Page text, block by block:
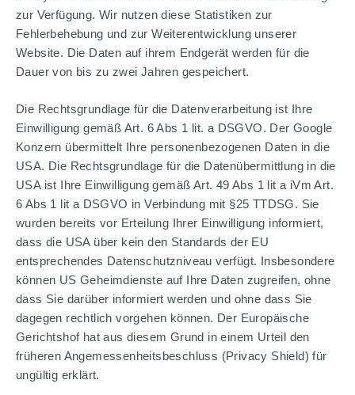
zur Verfügung. Wir nutzen diese Statistiken zur
Fehlerbehebung und zur Weiterentwicklung unserer
Website. Die Daten auf ihrem Endgerät werden für die
Dauer von bis zu zwei Jahren gespeichert.
Die Rechtsgrundlage für die Datenverarbeitung ist Ihre
Einwilligung gemäß Art. 6 Abs 1 lit. a DSGVO. Der Google
Konzern übermittelt Ihre personenbezogenen Daten in die
USA. Die Rechtsgrundlage für die Datenübermittlung in die
USA ist Ihre Einwilligung gemäß Art. 49 Abs 1 lit a iVm Art.
6 Abs 1 lit a DSGVO in Verbindung mit §25 TTDSG. Sie
wurden bereits vor Erteilung Ihrer Einwilligung informiert,
dass die USA über kein den Standards der EU
entsprechendes Datenschutzniveau verfügt. Insbesondere
können US Geheimdienste auf Ihre Daten zugreifen, ohne
dass Sie darüber informiert werden und ohne dass Sie
dagegen rechtlich vorgehen können. Der Europäische
Gerichtshof hat aus diesem Grund in einem Urteil den
früheren Angemessenheitsbeschluss (Privacy Shield) für
ungültig erklärt.